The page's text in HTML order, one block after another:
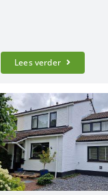
Lees verder